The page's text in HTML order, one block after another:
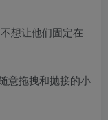
想让他们固定在
意拖拽和抛接的小